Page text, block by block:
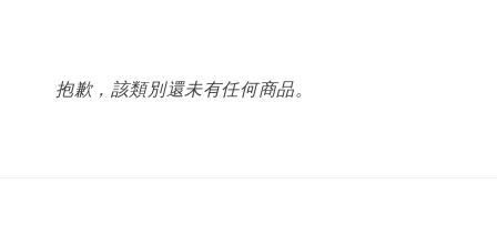
抱歉，該類別還未有任何商品。